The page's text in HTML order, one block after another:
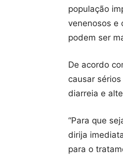
população
venenosos e
podem ser
De acordo
causar
diarreia e
“Para que
dirija
para o